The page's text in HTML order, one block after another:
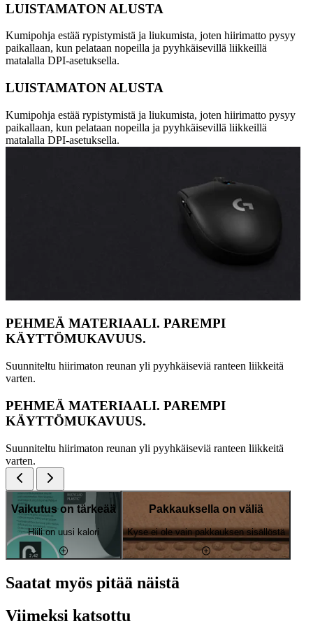
LUISTAMATON ALUSTA
Kumipohja estää rypistymistä ja liukumista, joten hiirimatto pysyy
paikallaan, kun pelataan nopeilla ja pyyhkäisevillä liikkeillä
matalalla DPI-asetuksella.
LUISTAMATON ALUSTA
Kumipohja estää rypistymistä ja liukumista, joten hiirimatto pysyy
paikallaan, kun pelataan nopeilla ja pyyhkäisevillä liikkeillä
matalalla DPI-asetuksella.
PEHMEÄ MATERIAALI. PAREMPI
KÄYTTÖMUKAVUUS.
Suunniteltu hiirimaton reunan yli pyyhkäiseviä ranteen liikkeitä
varten.
PEHMEÄ MATERIAALI. PAREMPI
KÄYTTÖMUKAVUUS.
Suunniteltu hiirimaton reunan yli pyyhkäiseviä ranteen liikkeitä
varten.
Vaikutus on tärkeää
Hiili on uusi kalori
Pakkauksella on väliä
Kyse ei ole vain pakkauksen sisällöstä
Saatat myös pitää näistä
Viimeksi katsottu